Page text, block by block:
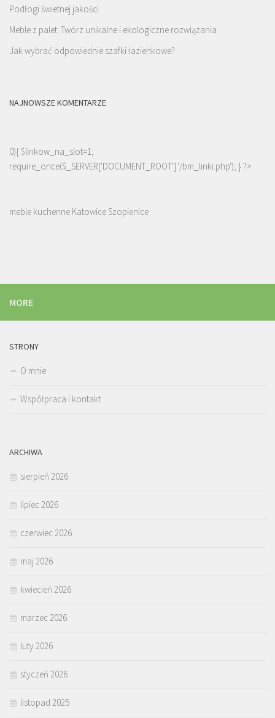
Podłogi świetnej jakości
Meble z palet: Twórz unikalne i ekologiczne rozwiązania
Jak wybrać odpowiednie szafki łazienkowe?
NAJNOWSZE KOMENTARZE
0){ $linkow_na_slot=1;
require_once($_SERVER['DOCUMENT_ROOT'].'/bm_linki.php'); } ?>
meble kuchenne Katowice Szopienice
MORE
STRONY
O mnie
Współpraca i kontakt
ARCHIWA
sierpień 2026
lipiec 2026
czerwiec 2026
maj 2026
kwiecień 2026
marzec 2026
luty 2026
styczeń 2026
listopad 2025